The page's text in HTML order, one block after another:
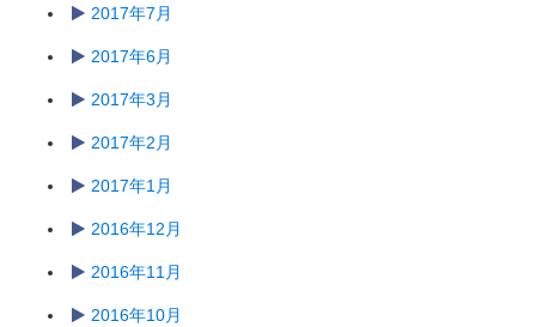
2017年7月
2017年6月
2017年3月
2017年2月
2017年1月
2016年12月
2016年11月
2016年10月